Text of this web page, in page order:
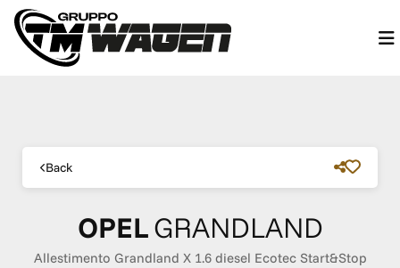
Back
OPELGRANDLAND
Allestimento Grandland X 1.6 diesel Ecotec Start&Stop